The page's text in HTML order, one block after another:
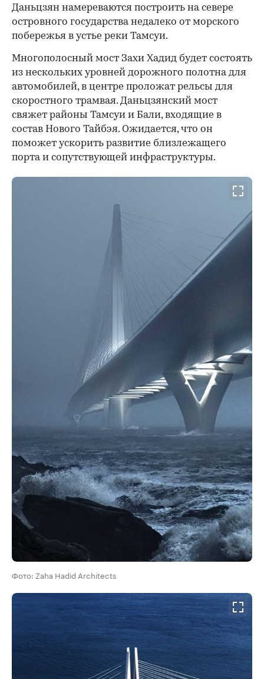
Даньцзян намереваются построить на севере
островного государства недалеко от морского
побережья в устье реки Тамсуи.
Многополосный мост Захи Хадид будет состоять
из нескольких уровней дорожного полотна для
автомобилей, в центре проложат рельсы для
скоростного трамвая. Даньцзянский мост
свяжет районы Тамсуи и Бали, входящие в
состав Нового Тайбэя. Ожидается, что он
поможет ускорить развитие близлежащего
порта и сопутствующей инфраструктуры.
Фото: Zaha Hadid Architects